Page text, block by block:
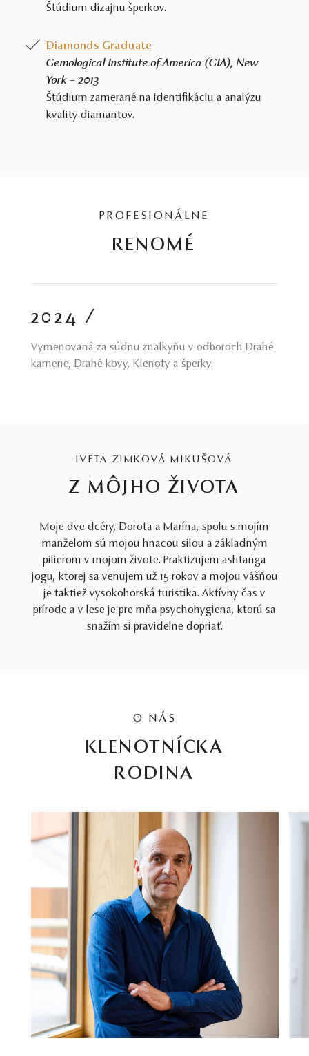
Štúdium dizajnu šperkov.
Diamonds Graduate
Gemological Institute of America (GIA), New
York – 2013
Štúdium zamerané na identifikáciu a analýzu
kvality diamantov.
PROFESIONÁLNE
RENOMÉ
2024 /
Vymenovaná za súdnu znalkyňu v odboroch Drahé
kamene, Drahé kovy, Klenoty a šperky.
IVETA ZIMKOVÁ MIKUŠOVÁ
Z MÔJHO ŽIVOTA
Moje dve dcéry, Dorota a Marína, spolu s mojím
manželom sú mojou hnacou silou a základným
pilierom v mojom živote. Praktizujem ashtanga
jogu, ktorej sa venujem už 15 rokov a mojou vášňou
je taktiež vysokohorská turistika. Aktívny čas v
prírode a v lese je pre mňa psychohygiena, ktorú sa
snažím si pravidelne dopriať.
O NÁS
KLENOTNÍCKA
RODINA